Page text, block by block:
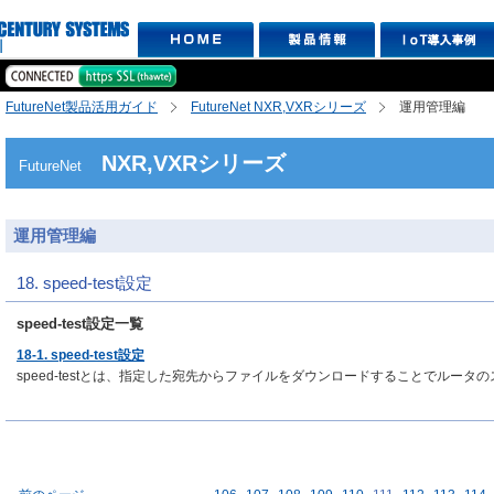
FutureNet製品活用ガイド FutureNet NXR,VXRシリーズ 運用管理編
FutureNet NXR,VXRシリーズ
運用管理編
18. speed-test設定
speed-test設定一覧
18-1. speed-test設定
speed-testとは、指定した宛先からファイルをダウンロードすることでルータ